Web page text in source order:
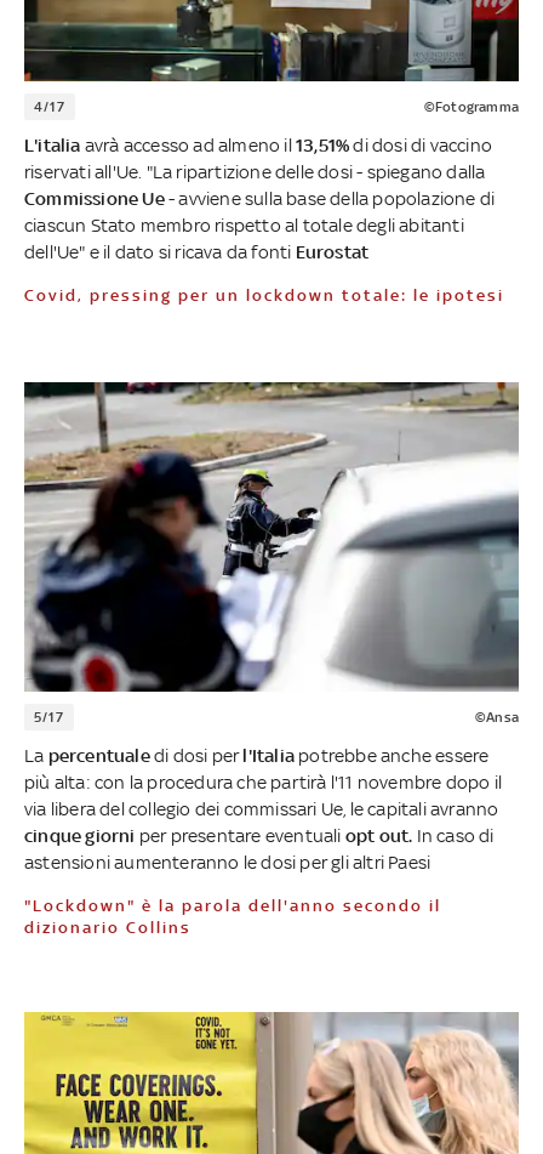
4/17 ©Fotogramma
L'italia avrà accesso ad almeno il13,51%di dosi di vaccino
riservati all'Ue. "La ripartizione delle dosi - spiegano dalla
Commissione Ue- avviene sulla base della popolazione di
ciascun Stato membro rispetto al totale degli abitanti
dell'Ue" e il dato si ricava da fonti Eurostat
Covid, pressing per un lockdown totale: le ipotesi
5/17 ©Ansa
La percentualedi dosi perl'Italia potrebbe anche essere
più alta: con la procedura che partirà l'11 novembre dopo il
via libera del collegio dei commissari Ue, le capitali avranno
cinque giorni per presentare eventuali opt out. In caso di
astensioni aumenteranno le dosi per gli altri Paesi
"Lockdown" è la parola dell'anno secondo il
dizionario Collins